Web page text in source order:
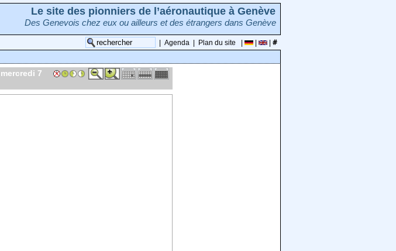
Le site des pionniers de l’aéronautique à Genève
Des Genevois chez eux ou ailleurs et des étrangers dans Genève
Agenda Plan du site
mercredi 7